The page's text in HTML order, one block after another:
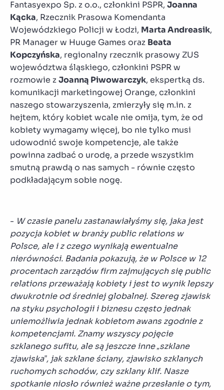
Fantasyexpo Sp. z o.o., członkini PSPR, Joanna
Kącka, Rzecznik Prasowa Komendanta
Wojewódzkiego Policji w Łodzi, Marta Andreasik,
PR Manager w Huuge Games oraz Beata
Kopczyńska, regionalny rzecznik prasowy ZUS
województwa śląskiego, członkini PSPR w
rozmowie zJoanną Piwowarczyk, ekspertką ds.
komunikacji marketingowej Orange, członkini
naszego stowarzyszenia, zmierzyły się m.in. z
hejtem, który kobiet wcale nie omija, tym, że od
kobiety wymagamy więcej, bo nie tylko musi
udowodnić swoje kompetencje, ale także
powinna zadbać o urodę, a przede wszystkim
smutną prawdą o nas samych - równie często
podkładającym sobie nogę.
- W czasie panelu zastanawiałyśmy się, jaka jest
pozycja kobiet w branży public relations w
Polsce, ale i z czego wynikają ewentualne
nierówności. Badania pokazują, że w Polsce w 12
procentach zarządów firm zajmujących się public
relations przeważają kobiety i jest to wynik lepszy
dwukrotnie od średniej globalnej. Szereg zjawisk
na styku psychologii i biznesu często jednak
uniemożliwia jednak kobietom awans zgodnie z
kompetencjami. Znamy wszyscy pojęcie
szklanego sufitu, ale są jeszcze inne „szklane
zjawiska”, jak szklane ściany, zjawisko szklanych
ruchomych schodów, czy szklany klif. Nasze
spotkanie niosło również ważne przesłanie o tym,